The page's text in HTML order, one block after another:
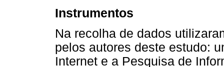
Instrumentos
Na recolha de dados
pelos autores deste estudo:
Internet e a Pesquisa de